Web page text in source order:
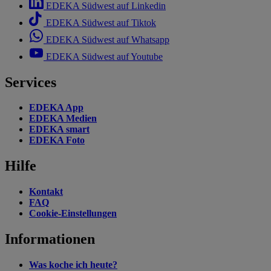
EDEKA Südwest auf Linkedin
EDEKA Südwest auf Tiktok
EDEKA Südwest auf Whatsapp
EDEKA Südwest auf Youtube
Services
EDEKA App
EDEKA Medien
EDEKA smart
EDEKA Foto
Hilfe
Kontakt
FAQ
Cookie-Einstellungen
Informationen
Was koche ich heute?